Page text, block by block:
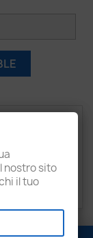
nostro sito
il tuo